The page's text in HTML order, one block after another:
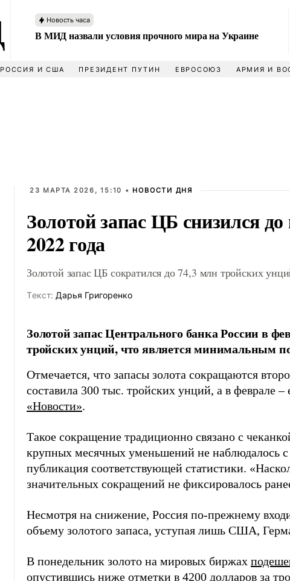
Новость часа
В МИД назвали условия прочного мира на Украине
РОССИЯ И США ПРЕЗИДЕНТ ПУТИН ЕВРОСОЮЗ АРМИЯ И
23 МАРТА 2026, 15:10 • НОВОСТИ ДНЯ
Золотой запас ЦБ снизился
2022 года
Золотой запас ЦБ сократился до 74,3 млн тройских
Tекст: Дарья Григоренко
Золотой запас Центрального банка России в
тройских унций, что является минимальным
Отмечается, что запасы золота сокращаются
составила 300 тыс. тройских унций, а в феврале
«Новости».
Такое сокращение традиционно связано с
крупных месячных уменьшений не наблюдалось с
публикация соответствующей статистики.
значительных сокращений не фиксировалось
Несмотря на снижение, Россия по-прежнему
объему золотого запаса, уступая лишь США,
В понедельник золото на мировых биржах
опустившись ниже отметки в 4200 долларов за